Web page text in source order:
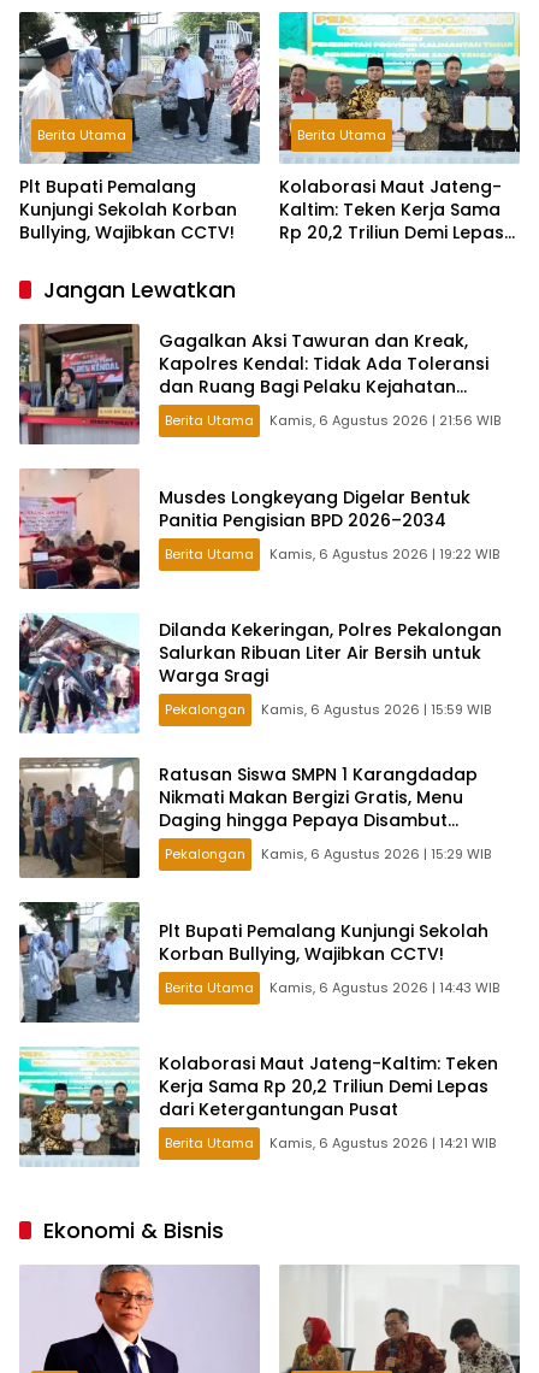
Disambut Antusias
Berita Utama
Plt Bupati Pemalang
Kunjungi Sekolah Korban
Bullying, Wajibkan CCTV!
Berita Utama
Kolaborasi Maut Jateng-
Kaltim: Teken Kerja Sama
Rp 20,2 Triliun Demi Lepas
Jangan Lewatkan
Gagalkan Aksi Tawuran dan Kreak,
Kapolres Kendal: Tidak Ada Toleransi
dan Ruang Bagi Pelaku Kejahatan
Jalanan
Berita Utama Kamis, 6 Agustus 2026 | 21:56 WIB
Musdes Longkeyang Digelar Bentuk
Panitia Pengisian BPD 2026–2034
Berita Utama Kamis, 6 Agustus 2026 | 19:22 WIB
Dilanda Kekeringan, Polres Pekalongan
Salurkan Ribuan Liter Air Bersih untuk
Warga Sragi
Pekalongan Kamis, 6 Agustus 2026 | 15:59 WIB
Ratusan Siswa SMPN 1 Karangdadap
Nikmati Makan Bergizi Gratis, Menu
Daging hingga Pepaya Disambut
Antusias
Pekalongan Kamis, 6 Agustus 2026 | 15:29 WIB
Plt Bupati Pemalang Kunjungi Sekolah
Korban Bullying, Wajibkan CCTV!
Berita Utama Kamis, 6 Agustus 2026 | 14:43 WIB
Kolaborasi Maut Jateng-Kaltim: Teken
Kerja Sama Rp 20,2 Triliun Demi Lepas
dari Ketergantungan Pusat
Berita Utama Kamis, 6 Agustus 2026 | 14:21 WIB
Ekonomi & Bisnis